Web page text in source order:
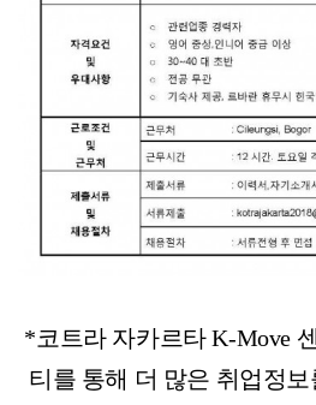
*코트라 자카르타 K-Move
티를 통해 더 많은 취업정보